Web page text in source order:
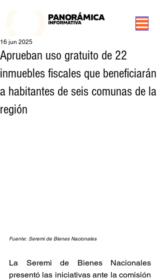
Aprueban uso gratuito de 22
inmuebles fiscales que beneficiarán
a habitantes de seis comunas de la
región
16 jun 2025
Fuente: Seremi de Bienes Nacionales
La Seremi de Bienes Nacionales
presentó las iniciativas ante la comisión